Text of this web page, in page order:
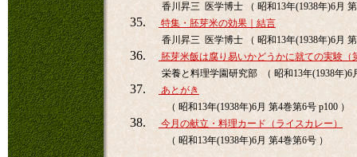
香川昇三 医学博士 （ 昭和13年(1938年)6月
35.
特集・胚芽米の効果｜結言
香川昇三 医学博士 （ 昭和13年(1938年)6月
36.
胚芽米飯は腐り易いかどうかに就ての実験（
栄養と料理学園研究部 （ 昭和13年(1938年)6
37.
あとがき
（ 昭和13年(1938年)6月 第4巻第6号 p100 ）
38.
今月の献立・料理カード（ライスカレー）
（ 昭和13年(1938年)6月 第4巻第6号 ）